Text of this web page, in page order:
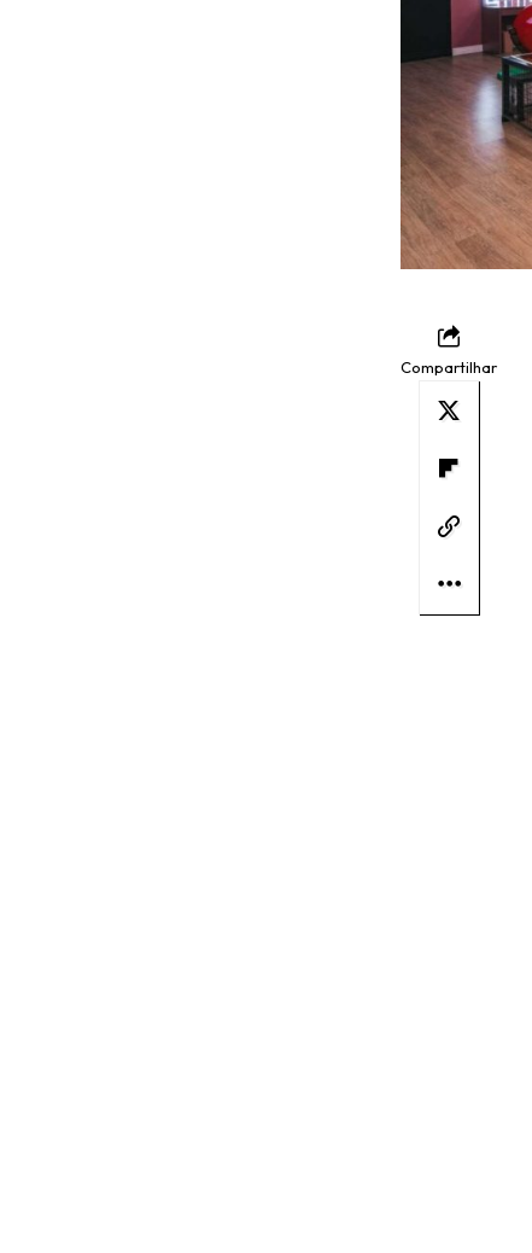
Compartilhar